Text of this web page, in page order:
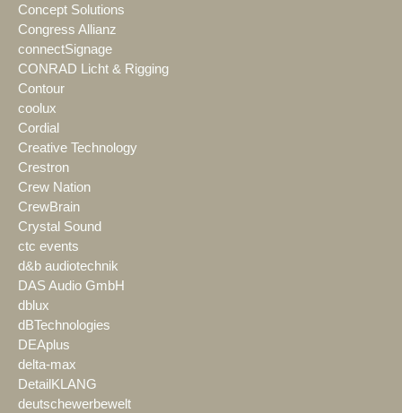
Concept Solutions
Congress Allianz
connectSignage
CONRAD Licht & Rigging
Contour
coolux
Cordial
Creative Technology
Crestron
Crew Nation
CrewBrain
Crystal Sound
ctc events
d&b audiotechnik
DAS Audio GmbH
dblux
dBTechnologies
DEAplus
delta-max
DetailKLANG
deutschewerbewelt